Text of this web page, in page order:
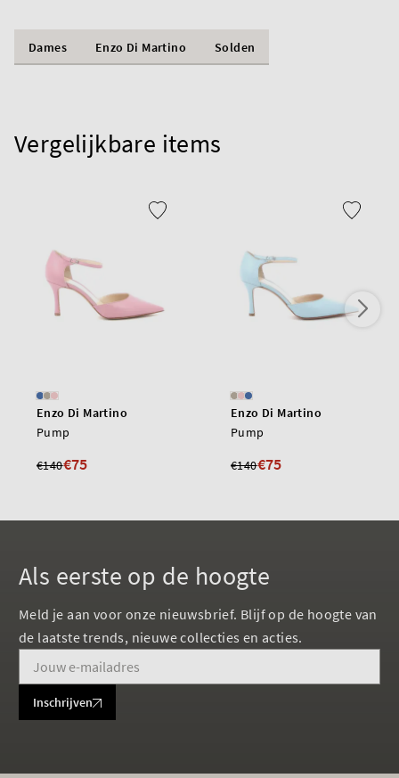
Dames Enzo Di Martino Solden
Vergelijkbare items
Enzo Di Martino
Pump
€140€75
Enzo Di Martino
Pump
€140€75
Als eerste op de hoogte
Meld je aan voor onze nieuwsbrief. Blijf op de hoogte van
de laatste trends, nieuwe collecties en acties.
Inschrijven